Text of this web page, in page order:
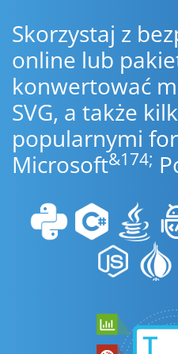
Skorzystaj z
online lub
konwertować
SVG, a także
popularnymi
Microsoft&174;